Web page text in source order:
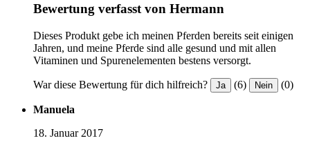
Bewertung verfasst von Hermann
Dieses Produkt gebe ich meinen Pferden bereits seit einigen
Jahren, und meine Pferde sind alle gesund und mit allen
Vitaminen und Spurenelementen bestens versorgt.
War diese Bewertung für dich hilfreich? Ja (6) Nein (0)
Manuela
18. Januar 2017